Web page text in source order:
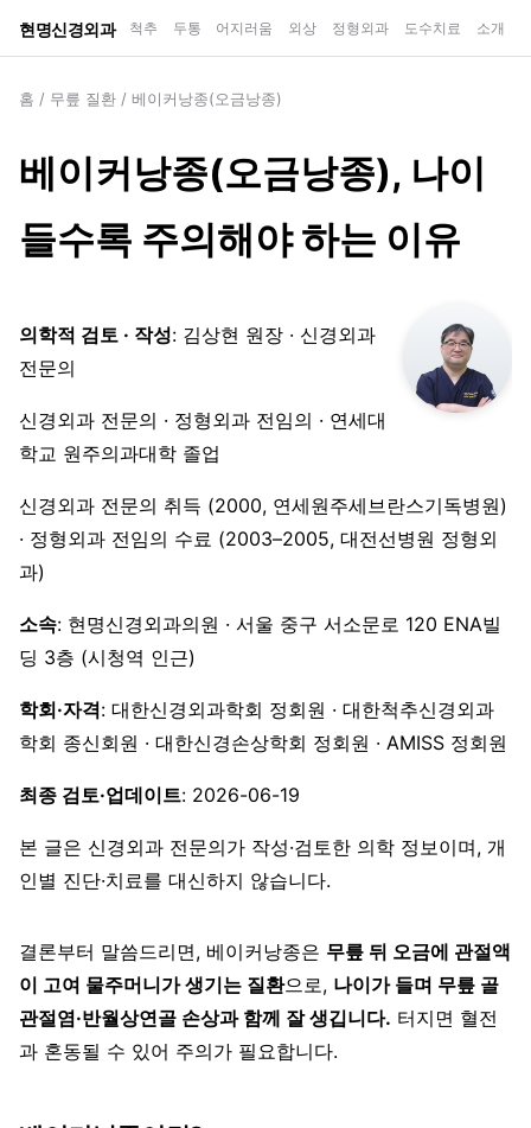
현명신경외과 척추 두통 어지러움 외상 정형외과 도수치료 소개
홈 / 무릎 질환 / 베이커낭종(오금낭종)
베이커낭종(오금낭종), 나이
들수록 주의해야 하는 이유
의학적 검토 · 작성: 김상현 원장 · 신경외과
전문의
신경외과 전문의 · 정형외과 전임의 · 연세대
학교 원주의과대학 졸업
신경외과 전문의 취득 (2000, 연세원주세브란스기독병원)
· 정형외과 전임의 수료 (2003–2005, 대전선병원 정형외
과)
소속: 현명신경외과의원 · 서울 중구 서소문로 120 ENA빌
딩 3층 (시청역 인근)
학회·자격: 대한신경외과학회 정회원 · 대한척추신경외과
학회 종신회원 · 대한신경손상학회 정회원 · AMISS 정회원
최종 검토·업데이트: 2026-06-19
본 글은 신경외과 전문의가 작성·검토한 의학 정보이며, 개
인별 진단·치료를 대신하지 않습니다.
결론부터 말씀드리면, 베이커낭종은 무릎 뒤 오금에 관절액
이 고여 물주머니가 생기는 질환으로, 나이가 들며 무릎 골
관절염·반월상연골 손상과 함께 잘 생깁니다. 터지면 혈전
과 혼동될 수 있어 주의가 필요합니다.